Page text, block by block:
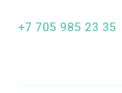
+7 705 985 23 35